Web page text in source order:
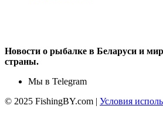
Новости о рыбалке в Беларуси и
страны.
Мы в Telegram
© 2025 FishingBY.com | Условия